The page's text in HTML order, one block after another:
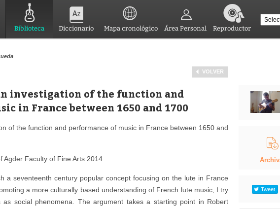
Biblioteca Diccionario Mapa cronológico Área Personal Reproductor
VOLVER
investigation of the function and
in France between 1650 and 1700
of the function and performance of music in France between 1650 and
Agder Faculty of Fine Arts 2014
a seventeenth century popular concept focusing on the lute in France
a more culturally based understanding of French lute music, I try
social phenomena. The argument takes a starting point in Robert
Tweet